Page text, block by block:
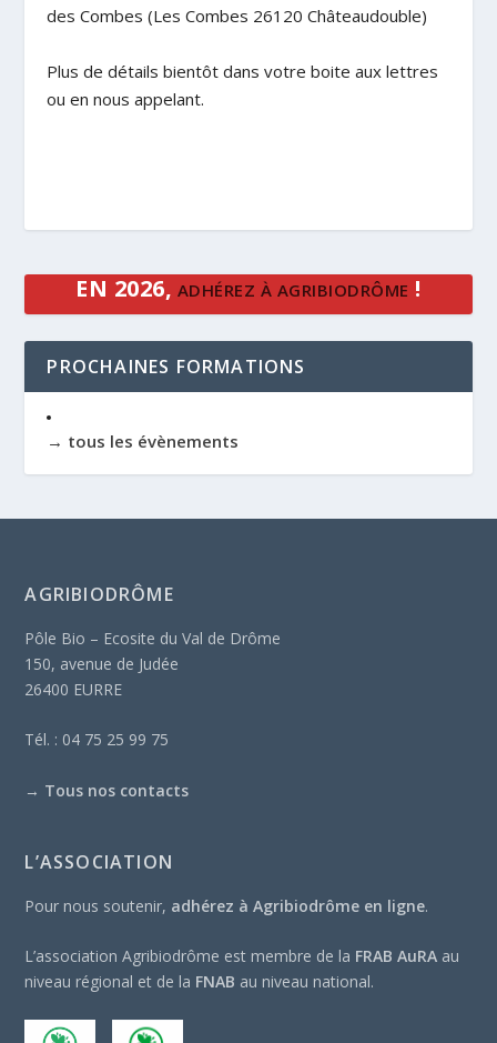
des Combes (Les Combes 26120 Châteaudouble)
Plus de détails bientôt dans votre boite aux lettres
ou en nous appelant.
EN 2026, ADHÉREZ À AGRIBIODRÔME !
PROCHAINES FORMATIONS
→ tous les évènements
AGRIBIODRÔME
Pôle Bio – Ecosite du Val de Drôme
150, avenue de Judée
26400 EURRE
Tél. : 04 75 25 99 75
→ Tous nos contacts
L’ASSOCIATION
Pour nous soutenir, adhérez à Agribiodrôme en ligne.
L’association Agribiodrôme est membre de la FRAB AuRA au
niveau régional et de la FNAB au niveau national.